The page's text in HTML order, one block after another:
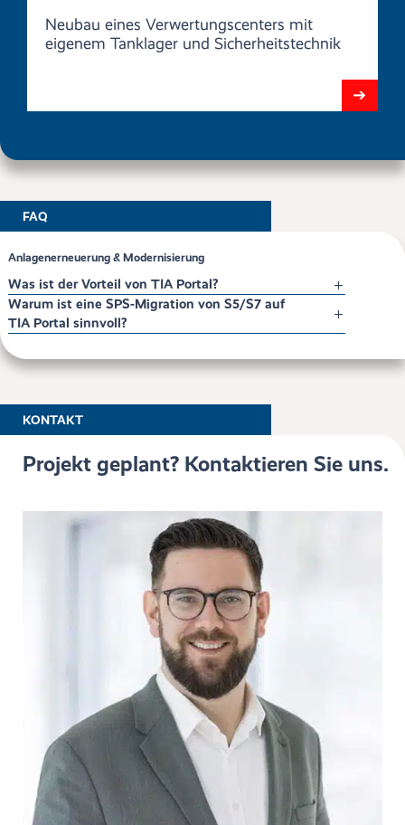
Neubau eines Verwertungscenters mit
eigenem Tanklager und Sicherheitstechnik
➔
FAQ
Anlagenerneuerung & Modernisierung
Was ist der Vorteil von TIA Portal?
Warum ist eine SPS-Migration von S5/S7 auf
TIA Portal sinnvoll?
KONTAKT
Projekt geplant? Kontaktieren Sie uns.